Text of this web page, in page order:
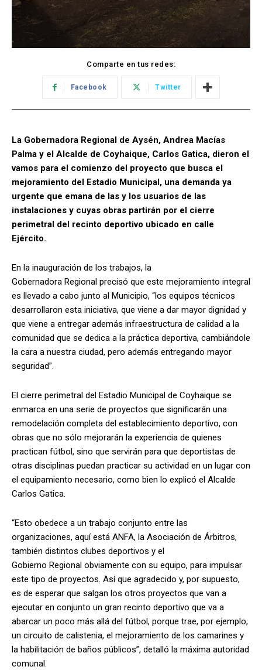
Comparte en tus redes:
Facebook Twitter
La Gobernadora Regional de Aysén, Andrea Macías
Palma y el Alcalde de Coyhaique, Carlos Gatica, dieron el
vamos para el comienzo del proyecto que busca el
mejoramiento del
Estadio Municipal, una demanda ya
urgente que emana de las y los usuarios de las
instalaciones y cuyas obras partirán por el cierre
perimetral del recinto deportivo ubicado en calle
Ejército.
En la inauguración de los trabajos, la
Gobernadora Regional precisó que este mejoramiento integral
es llevado a cabo junto al Municipio, “los equipos técnicos
desarrollaron esta iniciativa, que viene a dar mayor dignidad y
que viene a entregar además infraestructura de calidad a la
comunidad que se dedica a la práctica deportiva, cambiándole
la cara a nuestra ciudad, pero además entregando mayor
seguridad”.
El cierre perimetral del Estadio Municipal de Coyhaique se
enmarca en una serie de proyectos que significarán una
remodelación completa del establecimiento deportivo, con
obras que no sólo mejorarán la experiencia de quienes
practican fútbol, sino que servirán para que deportistas de
otras disciplinas puedan practicar su actividad en un lugar con
el equipamiento necesario, como bien lo explicó el Alcalde
Carlos Gatica.
“Esto obedece a un trabajo conjunto entre las
organizaciones, aquí está ANFA, la Asociación de Árbitros,
también distintos clubes deportivos y el
Gobierno Regional obviamente con su equipo, para impulsar
este tipo de proyectos. Así que agradecido y, por supuesto,
es de esperar que salgan los otros proyectos que van a
ejecutar en conjunto un gran recinto deportivo que va a
abarcar un poco más allá del fútbol, porque trae, por ejemplo,
un circuito de calistenia, el mejoramiento de los camarines y
la habilitación de baños públicos”, detalló la máxima autoridad
comunal.